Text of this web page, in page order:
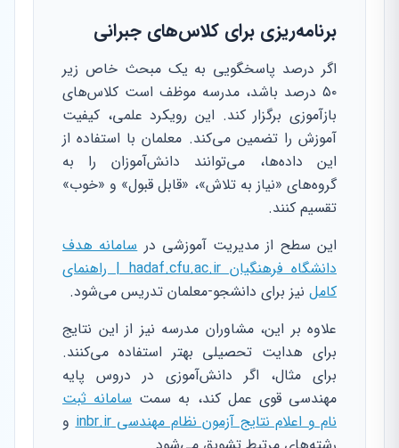
برنامه‌ریزی برای کلاس‌های جبرانی
اگر درصد پاسخگویی به یک مبحث خاص زیر
۵۰ درصد باشد، مدرسه موظف است کلاس‌های
بازآموزی برگزار کند. این رویکرد علمی، کیفیت
آموزش را تضمین می‌کند. معلمان با استفاده از
این داده‌ها، می‌توانند دانش‌آموزان را به
گروه‌های «نیاز به تلاش»، «قابل قبول» و «خوب»
تقسیم کنند.
این سطح از مدیریت آموزشی درسامانه هدف
دانشگاه فرهنگیان hadaf.cfu.ac.ir | راهنمای
کامل نیز برای دانشجو-معلمان تدریس می‌شود.
علاوه بر این، مشاوران مدرسه نیز از این نتایج
برای هدایت تحصیلی بهتر استفاده می‌کنند.
برای مثال، اگر دانش‌آموزی در دروس پایه
مهندسی قوی عمل کند، به سمتسامانه ثبت
نام و اعلام نتایج آزمون نظام مهندسی inbr.ir
و